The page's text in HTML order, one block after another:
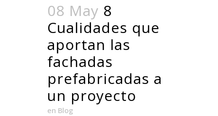
08 May 8
Cualidades que
aportan las
fachadas
prefabricadas a
un proyecto
en Blog